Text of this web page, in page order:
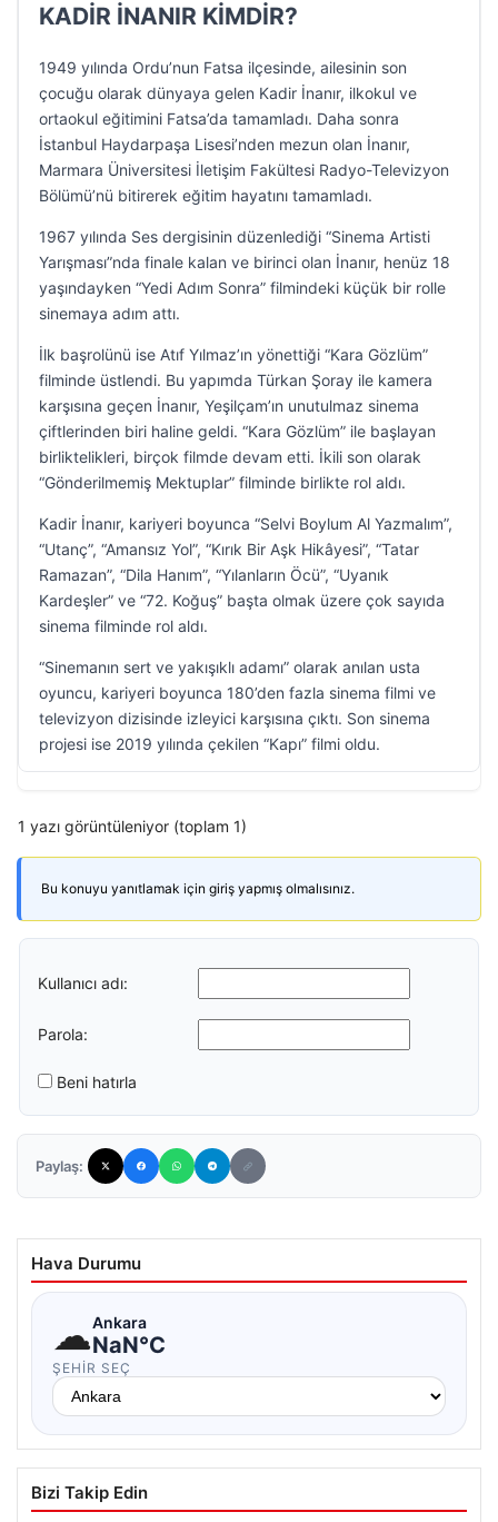
KADİR İNANIR KİMDİR?
1949 yılında Ordu’nun Fatsa ilçesinde, ailesinin son
çocuğu olarak dünyaya gelen Kadir İnanır, ilkokul ve
ortaokul eğitimini Fatsa’da tamamladı. Daha sonra
İstanbul Haydarpaşa Lisesi’nden mezun olan İnanır,
Marmara Üniversitesi İletişim Fakültesi Radyo-Televizyon
Bölümü’nü bitirerek eğitim hayatını tamamladı.
1967 yılında Ses dergisinin düzenlediği “Sinema Artisti
Yarışması”nda finale kalan ve birinci olan İnanır, henüz 18
yaşındayken “Yedi Adım Sonra” filmindeki küçük bir rolle
sinemaya adım attı.
İlk başrolünü ise Atıf Yılmaz’ın yönettiği “Kara Gözlüm”
filminde üstlendi. Bu yapımda Türkan Şoray ile kamera
karşısına geçen İnanır, Yeşilçam’ın unutulmaz sinema
çiftlerinden biri haline geldi. “Kara Gözlüm” ile başlayan
birliktelikleri, birçok filmde devam etti. İkili son olarak
“Gönderilmemiş Mektuplar” filminde birlikte rol aldı.
Kadir İnanır, kariyeri boyunca “Selvi Boylum Al Yazmalım”,
“Utanç”, “Amansız Yol”, “Kırık Bir Aşk Hikâyesi”, “Tatar
Ramazan”, “Dila Hanım”, “Yılanların Öcü”, “Uyanık
Kardeşler” ve “72. Koğuş” başta olmak üzere çok sayıda
sinema filminde rol aldı.
“Sinemanın sert ve yakışıklı adamı” olarak anılan usta
oyuncu, kariyeri boyunca 180’den fazla sinema filmi ve
televizyon dizisinde izleyici karşısına çıktı. Son sinema
projesi ise 2019 yılında çekilen “Kapı” filmi oldu.
1 yazı görüntüleniyor (toplam 1)
Bu konuyu yanıtlamak için giriş yapmış olmalısınız.
Kullanıcı adı:
Parola:
Beni hatırla
Paylaş:
Hava Durumu
☁Ankara
NaN°C
ŞEHIR SEÇ
Bizi Takip Edin